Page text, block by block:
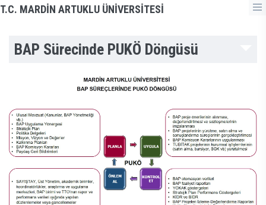
T.C. MARDİN ARTUKLU ÜNİVERSİTESİ
BAP Sürecinde PUKÖ Döngüsü